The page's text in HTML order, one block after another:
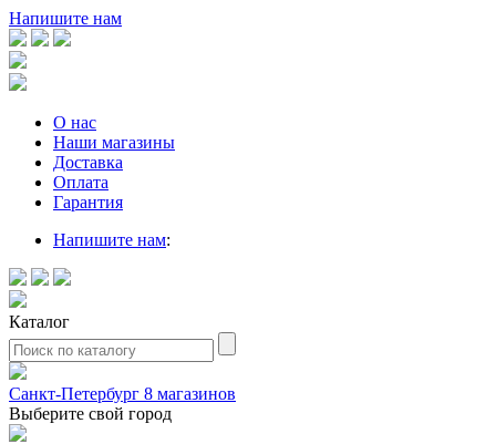
Напишите нам
О нас
Наши магазины
Доставка
Оплата
Гарантия
Напишите нам:
Каталог
Санкт-Петербург 8 магазинов
Выберите свой город